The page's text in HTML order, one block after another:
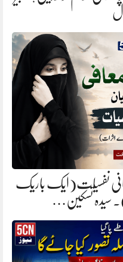
نفسیات(ایک باریک
سیدہ تسکین…